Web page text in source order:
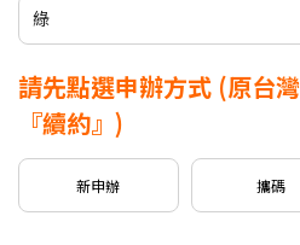
綠
請先點選申辦方式 (原台
『續約』)
新申辦 攜碼